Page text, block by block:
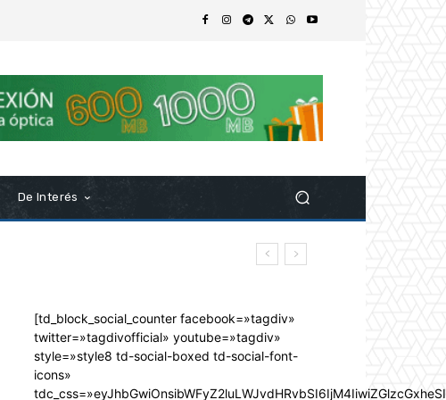
De Interés
[td_block_social_counter facebook=»tagdiv»
twitter=»tagdivofficial» youtube=»tagdiv»
style=»style8 td-social-boxed td-social-font-
icons»